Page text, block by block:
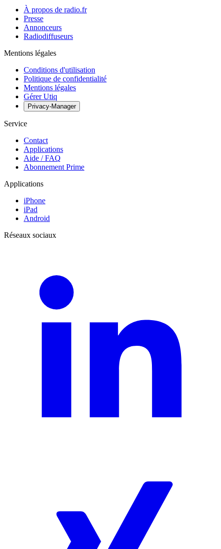
À propos de radio.fr
Presse
Annonceurs
Radiodiffuseurs
Mentions légales
Conditions d'utilisation
Politique de confidentialité
Mentions légales
Gérer Utiq
Privacy-Manager
Service
Contact
Applications
Aide / FAQ
Abonnement Prime
Applications
iPhone
iPad
Android
Réseaux sociaux